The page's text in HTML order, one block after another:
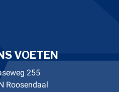
VOETEN
255
Roosendaal